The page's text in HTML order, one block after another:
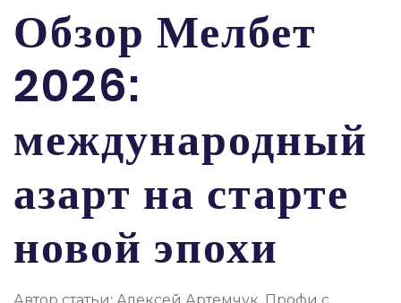
Обзор Мелбет
2026:
международный
азарт на старте
новой эпохи